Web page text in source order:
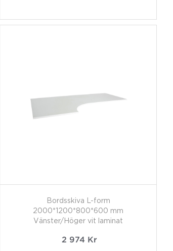
Bordsskiva L-form
2000*1200*800*600 mm
Vänster/Höger vit laminat
2 974 Kr